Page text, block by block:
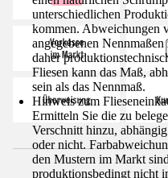
unterschiedlichen
kommen. Abweichungen
angegebenen
daher
Fliesen kann das Maß,
sein als das Nennmaß.
Hinweis zum
Ermitteln Sie die zu
Verschnitt hinzu,
oder nicht.
den Mustern im Markt
produktionsbedingt nicht